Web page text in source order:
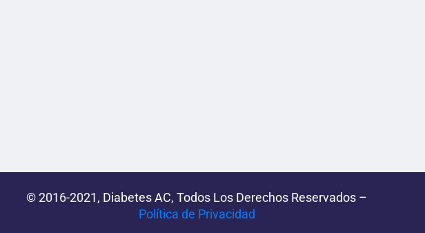
© 2016-2021, Diabetes AC, Todos Los Derechos Reservados –
Política de Privacidad‌­